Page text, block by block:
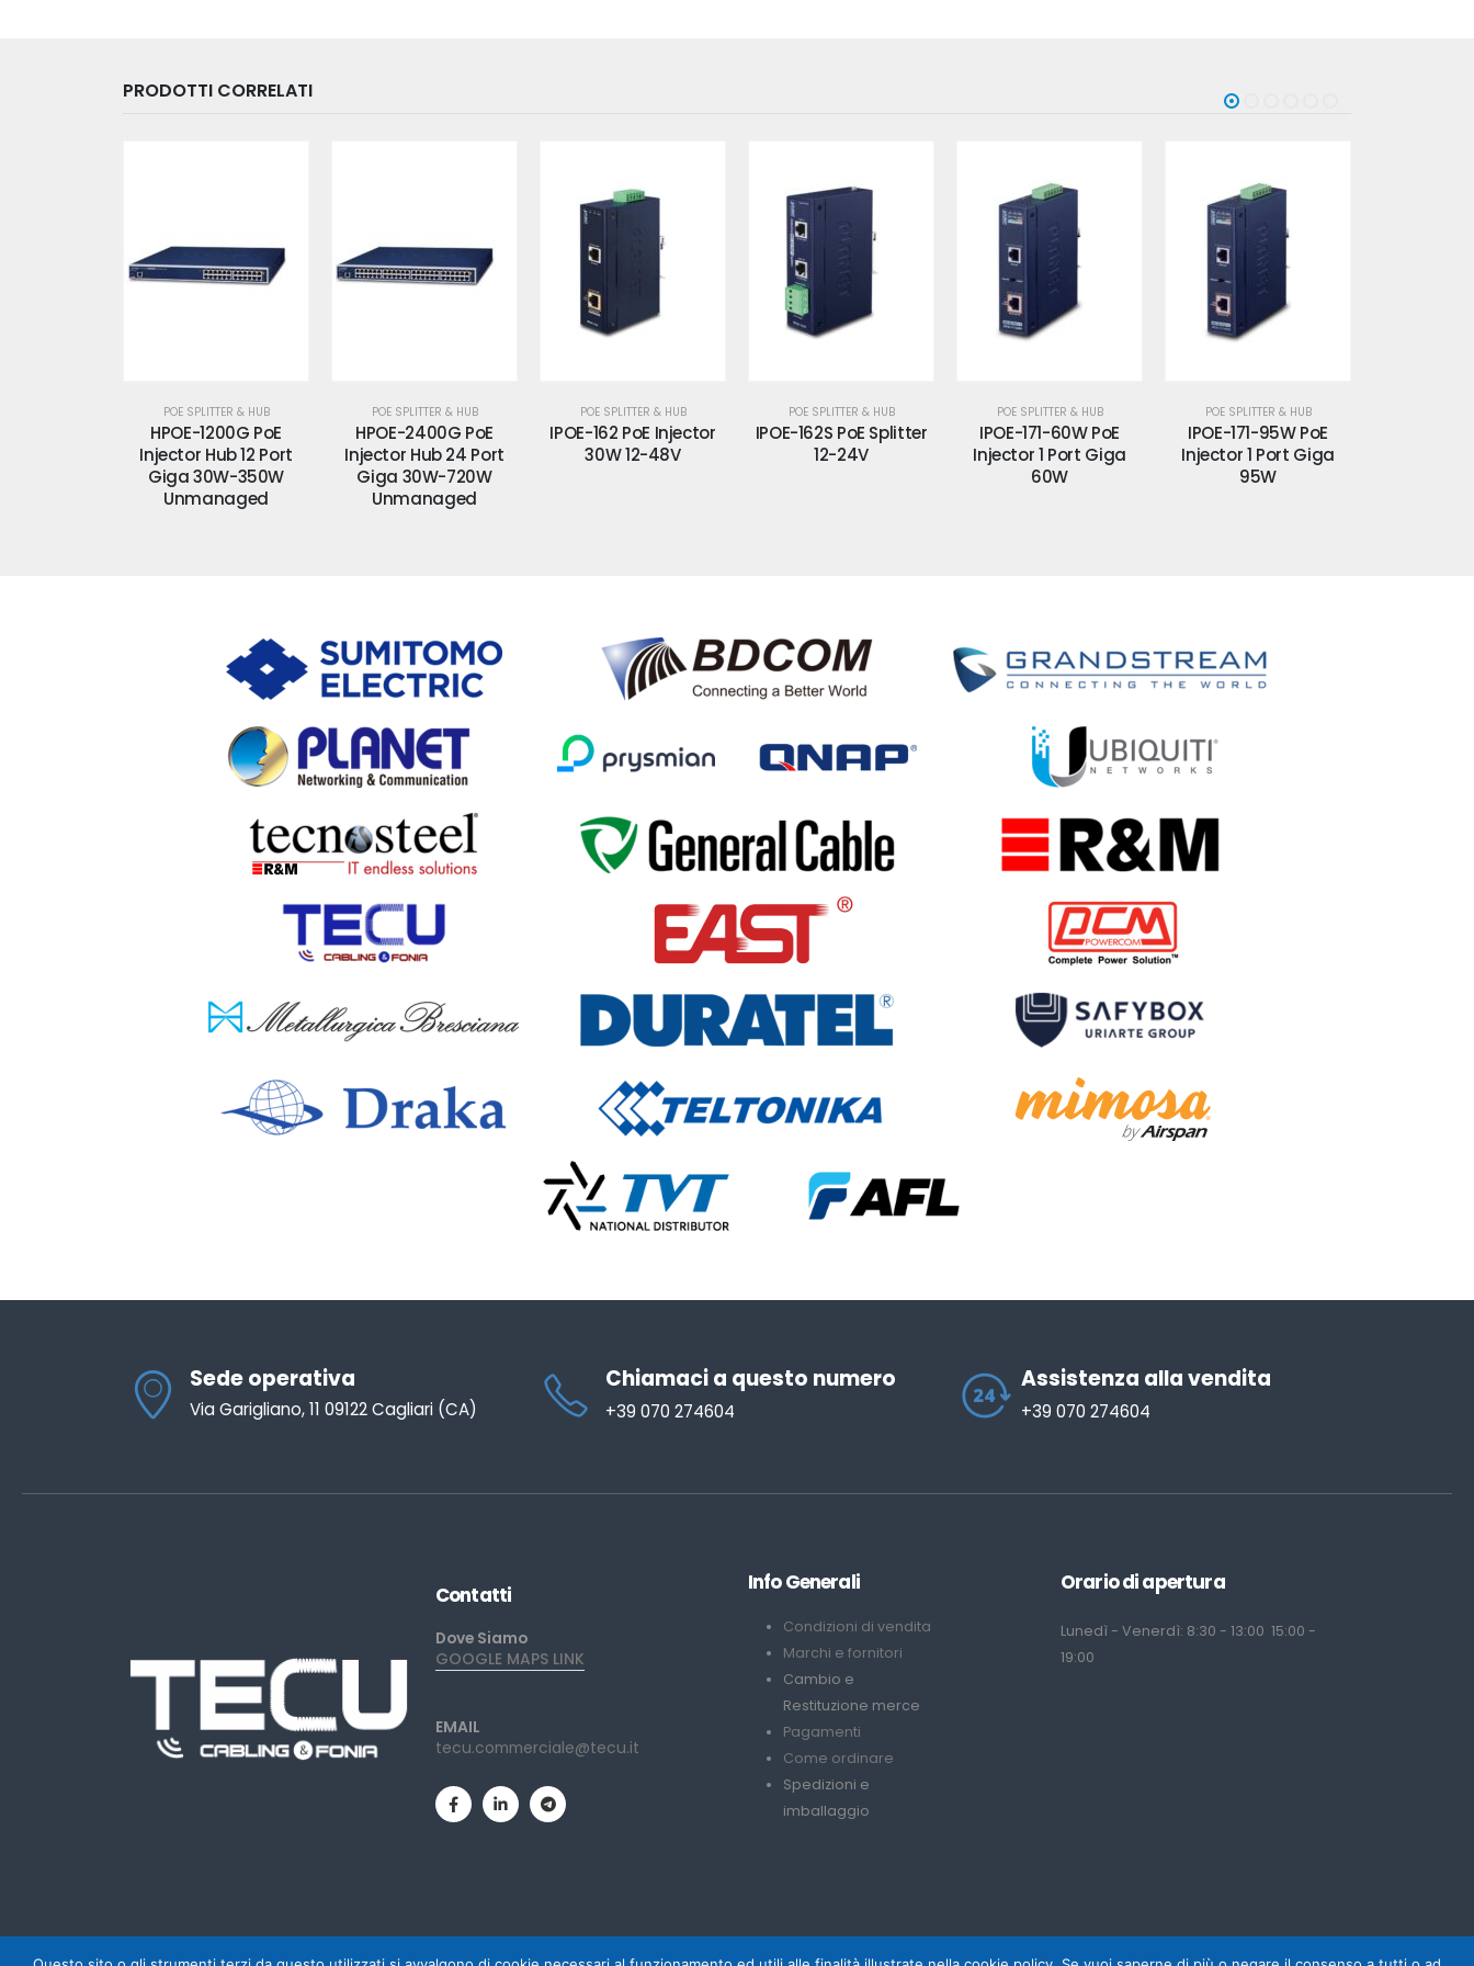
PRODOTTI CORRELATI
POE SPLITTER & HUB
HPOE-2400G PoE
Injector Hub 24 Port
Giga 30W-720W
Unmanaged
POE SPLITTER & HUB
IPOE-162 PoE Injector
30W 12-48V
POE SPLITTER & HUB
IPOE-162S PoE Splitter
12-24V
POE SPLITTER & HUB
IPOE-171-60W PoE
Injector 1 Port Giga
POE SPLITTER & HUB
IPOE-171-95W PoE
Injector 1 Port Giga
95W
POE SPLITTER & HUB
IPOE-173S PoE Splitter 1
Port Giga 12-24V
Sede operativa
Via Garigliano, 11 09122 Cagliari (CA)
Chiamaci a questo numero
+39 070 274604
Assistenza alla vendita
+39 070 274604
Contatti
Dove Siamo
GOOGLE MAPS LINK
EMAIL
tecu.commerciale@tecu.it
Info Generali
Condizioni di vendita
Marchi e fornitori
Cambio e
Restituzione merce
Pagamenti
Come ordinare
Spedizioni e
imballaggio
Orario di apertura
Lunedì - Venerdì: 8:30 - 13:00 15:00 -
19:00